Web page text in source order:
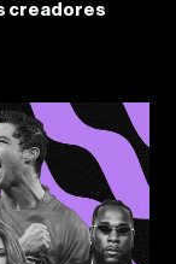
creadores